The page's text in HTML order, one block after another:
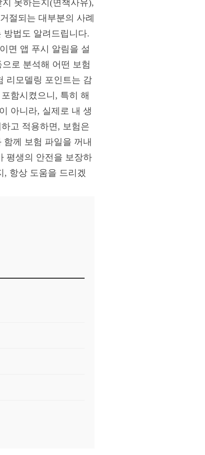
못하는지(면책사유),
절되는 대부분의 사례
방법도 알려드립니다.
면 앱 푸시 알림을 설
로 분석해 어떤 보험
리모델링 포인트는 감
함시켰으니, 특히 해
아니라, 실제로 내 생
고 적용하면, 보험은
께 보험 파일을 꺼내
평생의 안전을 보장하
, 항상 도움을 드리겠